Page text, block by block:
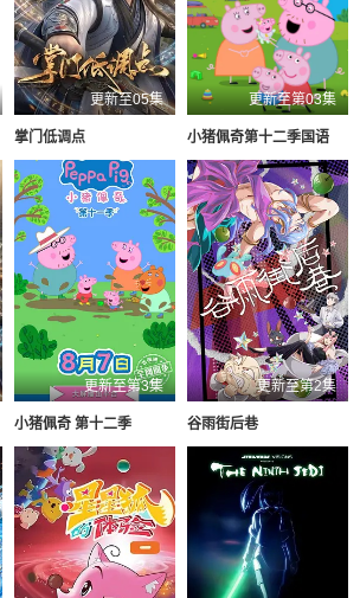
更新至05集
掌门低调点
更新至第03集
小猪佩奇第十二季国语
更新至第3集
小猪佩奇 第十二季
更新至第2集
谷雨街后巷